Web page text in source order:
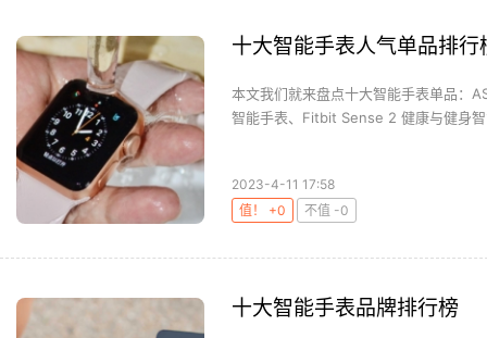
十大智能手表人气单品排行
本文我们就来盘点十大智能手表单品：
智能手表、Fitbit Sense 2 健康与健身
2023-4-11 17:58
值！ +0
不值 -0
十大智能手表品牌排行榜